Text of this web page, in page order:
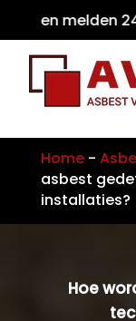
melden
Home-
asbest
installaties?
Hoe